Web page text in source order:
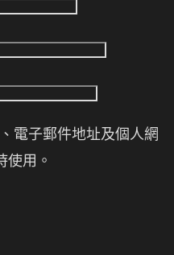
電子郵件地址及個人網
使用。